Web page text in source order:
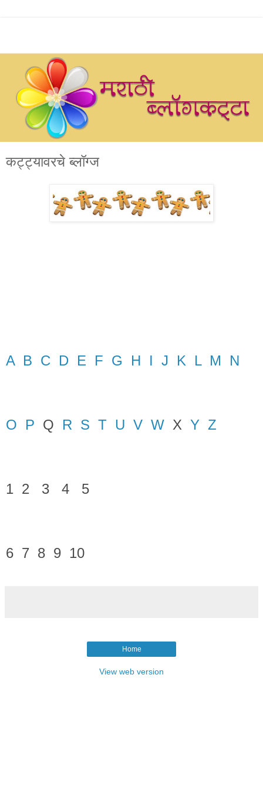
कट्ट्यावरचे ब्लॉग्ज
A B C D E F G H I J K L M N
O P Q R S T U V W X Y Z
1 2 3 4 5
6 7 8 9 10
Home
View web version